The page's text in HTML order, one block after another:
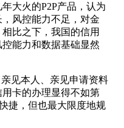
大火的P2P产品，认为
风控能力不足，对金
比之下，我国的信用
能力和数据基础显然
见本人、亲见申请资料
卡的办理显得不如第
捷，但也最大限度地规